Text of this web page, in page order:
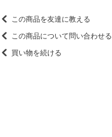
この商品を友達に教える
この商品について問い合わせる
買い物を続ける